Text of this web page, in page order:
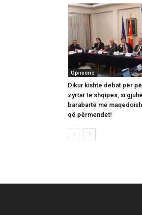
Opinione
Dikur kishte debat për
zyrtar të shqipes, si
barabartë me
që përmendet!